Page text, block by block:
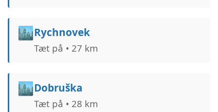
🏙️Rychnovek
Tæt på • 27 km
🏙️Dobruška
Tæt på • 28 km